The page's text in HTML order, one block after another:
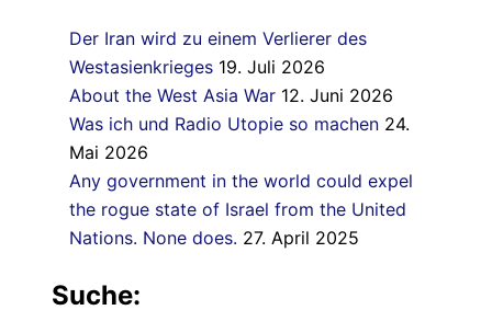
Der Iran wird zu einem Verlierer des
Westasienkrieges 19. Juli 2026
About the West Asia War 12. Juni 2026
Was ich und Radio Utopie so machen 24.
Mai 2026
Any government in the world could expel
the rogue state of Israel from the United
Nations. None does. 27. April 2025
Suche: